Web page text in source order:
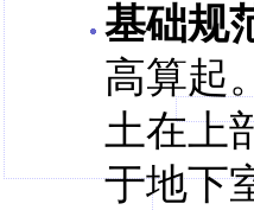
基础规
高算起
土在上
于地下